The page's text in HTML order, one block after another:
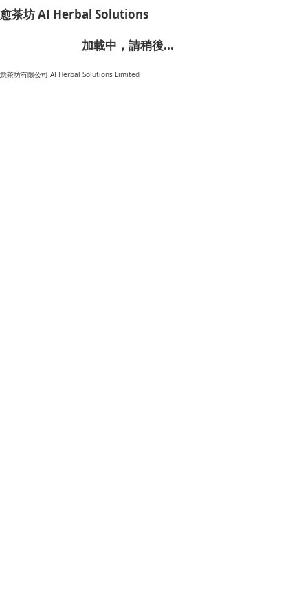
​愈茶坊 AI Herbal Solutions
加載中，請稍後...
​愈茶坊有限公司 AI Herbal Solutions Limited